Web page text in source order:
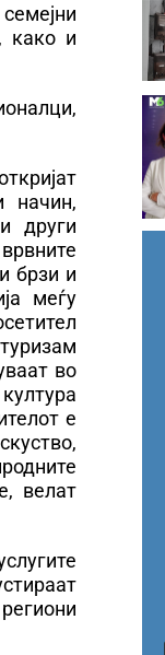
како и
начин,
други
брзи и
меѓу
во
е
велат